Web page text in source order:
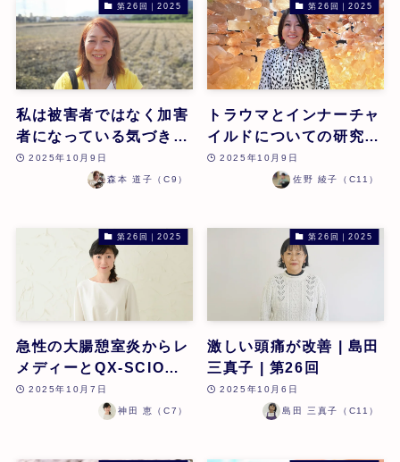
第26回｜2025
私は被害者ではなく加害
者になっている気づきと
ご神仏様のレメディー |
森本道子 | 第26回
2025年10月9日
森本 道子（C9）
第26回｜2025
トラウマとインナーチャ
イルドについての研究 |
佐野綾子 | 第26回
2025年10月9日
佐野 綾子（C11）
第26回｜2025
急性の大腸憩室炎からレ
メディーとQX-SCIOセ
ラピーで回復したケース
| 神田恵 | 第26回
2025年10月7日
神田 恵（C7）
第26回｜2025
激しい頭痛が改善 | 島田
三真子 | 第26回
2025年10月6日
島田 三真子（C11）